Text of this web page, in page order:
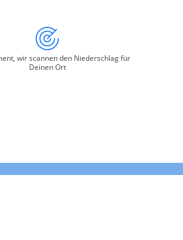
wir scannen den Niederschlag für
Deinen Ort